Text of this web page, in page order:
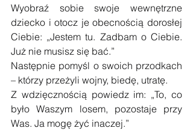
Wyobraź sobie swoje wewnętrzne
dziecko i otocz je obecnością dorosłej
Ciebie: „Jestem tu. Zadbam o Ciebie.
Już nie musisz się bać.”
Następnie pomyśl o swoich przodkach
– którzy przeżyli wojny, biedę, utratę.
Z wdzięcznością powiedz im: „To, co
było Waszym losem, pozostaje przy
Was. Ja mogę żyć inaczej.”